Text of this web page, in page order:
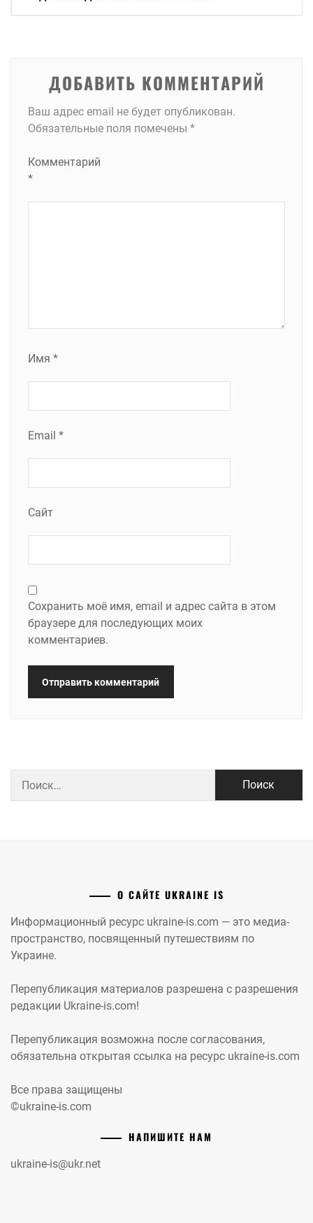
ДОБАВИТЬ КОММЕНТАРИЙ
Ваш адрес email не будет опубликован.
Обязательные поля помечены *
Комментарий
*
Имя *
Email *
Сайт
Сохранить моё имя, email и адрес сайта в этом
браузере для последующих моих
комментариев.
О САЙТЕ UKRAINE IS
Информационный ресурс ukraine-is.com — это медиа-
пространство, посвященный путешествиям по
Украине.
Перепубликация материалов разрешена с разрешения
редакции Ukraine-is.com!
Перепубликация возможна после согласования,
обязательна открытая ссылка на ресурс ukraine-is.com
Все права защищены
©ukraine-is.com
НАПИШИТЕ НАМ
ukraine-is@ukr.net